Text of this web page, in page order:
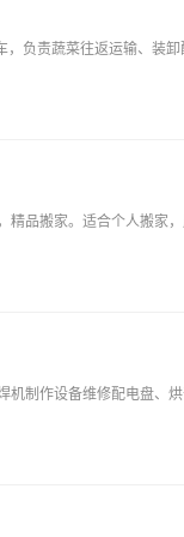
制作设备维修配电盘、